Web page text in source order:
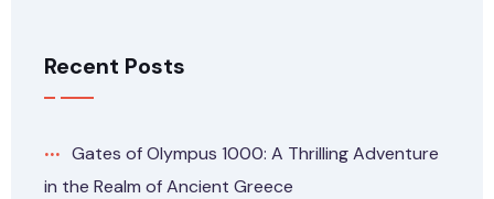
Recent Posts
Gates of Olympus 1000: A Thrilling Adventure
in the Realm of Ancient Greece